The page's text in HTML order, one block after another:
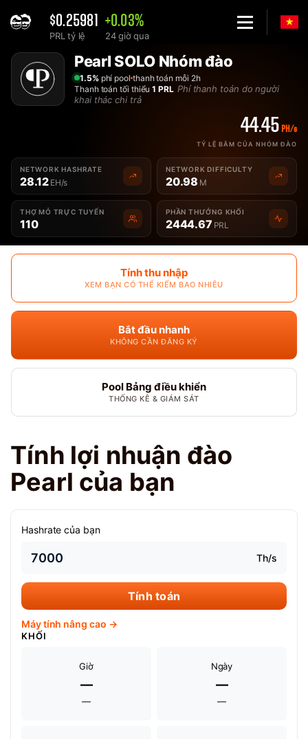
$0.25981
PRL tỷ lệ
+0.03%
24 giờ qua
Home
Solo Pearl PRL Pool khai thác - 2Miners
Pearl SOLO Nhóm đào
1.5%phí pool thanh toán mỗi 2h
Thanh toán tối thiểu1 PRL Phí thanh toán do người
khai thác chi trả
44.45 PH/s
TỶ LỆ BĂM CỦA NHÓM ĐÀO
NETWORK HASHRATE
28.12 EH/s
NETWORK DIFFICULTY
20.98 M
THỢ MỎ TRỰC TUYẾN
110
PHẦN THƯỞNG KHỐI
2444.67 PRL
Tính thu nhập
XEM BẠN CÓ THỂ KIẾM BAO NHIÊU
Bắt đầu nhanh
KHÔNG CẦN ĐĂNG KÝ
Pool Bảng điều khiển
THỐNG KÊ & GIÁM SÁT
Tính lợi nhuận đào
Pearl của bạn
Hashrate của bạn
Th/s
Tính toán
Máy tính nâng cao →
KHỐI
Giờ
—
—
Ngày
—
—